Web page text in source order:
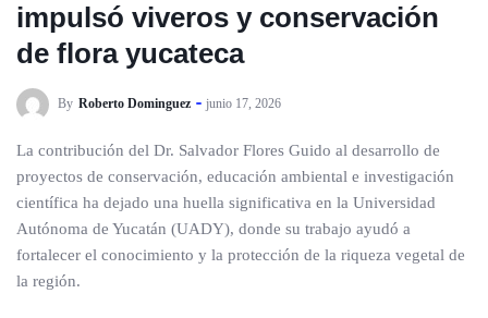
impulsó viveros y conservación
de flora yucateca
By Roberto Dominguez junio 17, 2026
La contribución del Dr. Salvador Flores Guido al desarrollo de
proyectos de conservación, educación ambiental e investigación
científica ha dejado una huella significativa en la Universidad
Autónoma de Yucatán (UADY), donde su trabajo ayudó a
fortalecer el conocimiento y la protección de la riqueza vegetal de
la región.